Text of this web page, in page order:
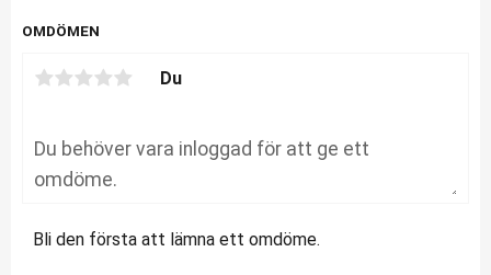
OMDÖMEN
Du
Bli den första att lämna ett omdöme.